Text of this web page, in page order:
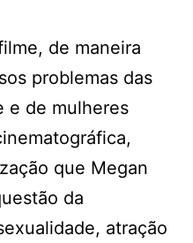
de maneira
problemas das
e de mulheres
que Megan
da
atração